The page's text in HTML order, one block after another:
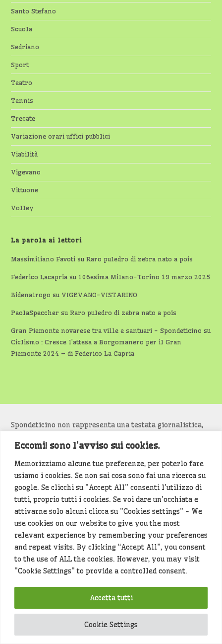
Eccomi! sono l'avviso sui cookies.
Memorizziamo alcune tue preferenze, per poterlo fare
usiamo i cookies. Se non sai cosa sono fai una ricerca su
google. Se clicchi su "Accept All" consenti l'utilizzo di
tutti, proprio tutti i cookies. Se voi dare un'occhiata e
attivarne solo alcuni clicca su "Cookies settings" - We
use cookies on our website to give you the most
relevant experience by remembering your preferences
and repeat visits. By clicking “Accept All”, you consent
to the use of ALL the cookies. However, you may visit
"Cookie Settings" to provide a controlled consent.
Cookie Settings
Accetta tutti
Santo Stefano
Scuola
Sedriano
Sport
Teatro
Tennis
Trecate
Variazione orari uffici pubblici
Viabilità
Vigevano
Vittuone
Volley
La parola ai lettori
Massimiliano Favoti suRaro puledro di zebra nato a pois
Federico Lacapria su 106esima Milano-Torino 19 marzo 2025
Bidenalrogo su VIGEVANO-VISTARINO
PaolaSpeccher suRaro puledro di zebra nato a pois
Gran Piemonte novarese tra ville e santuari - Spondeticino su
Ciclismo : Cresce l’attesa a Borgomanero per il Gran
Piemonte 2024 – di Federico La Capria
Spondeticino non rappresenta una testata giornalistica,
prestabilita. Pertanto, ai sensi della legge n. 62 del
7/3/2001, non può essere considerato un prodotto
editoriale.
Siamo attenti a non violare copyright e diritti
d’immagine. Se un contenuto è di tua proprietà e vuoi
richiederne la rimozionediccelo(<- clicca per inviarci un
messaggio).
Alcuni articoli sono generati in bozza rielaborando, con
l'intelligenza artificiale generativa, contenuti
locale. Prima della pubblicazioni l'articolo viene
controllato dalla redazione.
Hey che fine fanno i miei dati (privacy policy)